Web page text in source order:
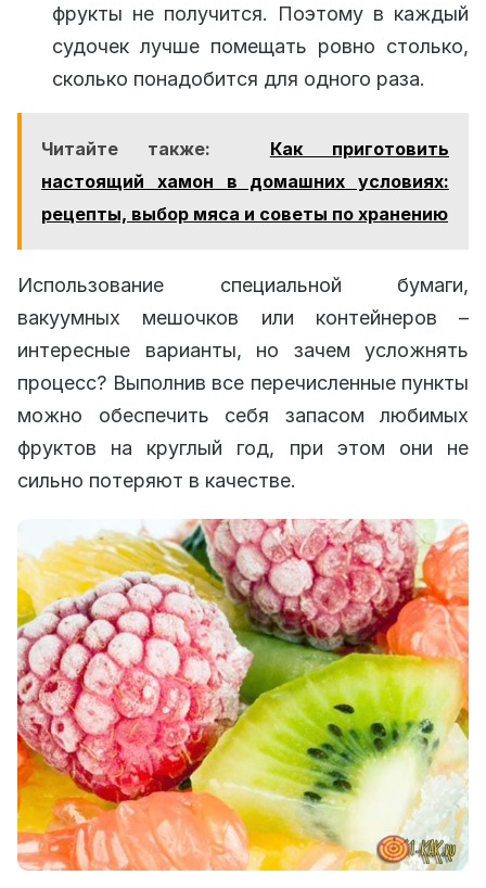
фрукты не получится. Поэтому в каждый
судочек лучше помещать ровно столько,
сколько понадобится для одного раза.
Читайте также:
Как приготовить
настоящий хамон в домашних условиях:
рецепты, выбор мяса и советы по хранению
Использование специальной бумаги,
вакуумных мешочков или контейнеров –
интересные варианты, но зачем усложнять
процесс? Выполнив все перечисленные пункты
можно обеспечить себя запасом любимых
фруктов на круглый год, при этом они не
сильно потеряют в качестве.